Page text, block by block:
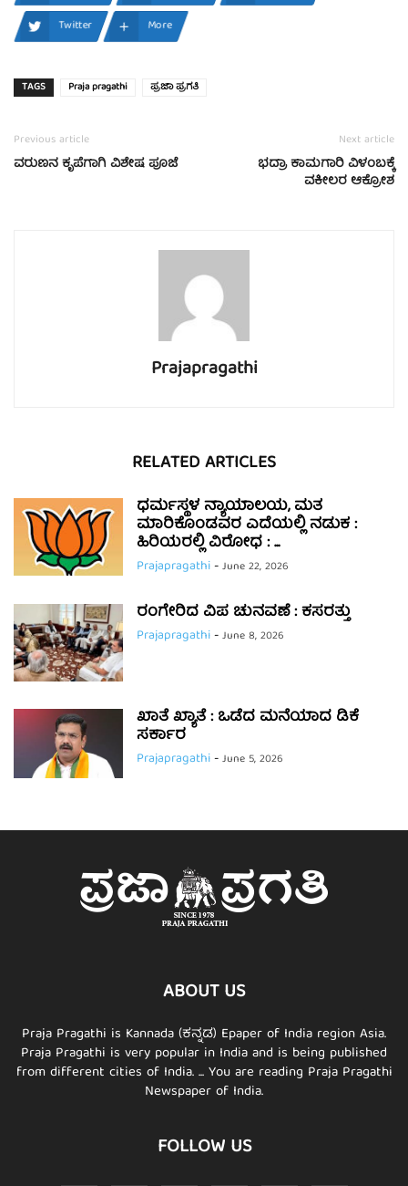
Twitter
More
TAGS Praja pragathi ಪ್ರಜಾ ಪ್ರಗತಿ
Previous article
ವರುಣನ ಕೃಪೆಗಾಗಿ ವಿಶೇಷ ಪೂಜೆ
Next article
ಭದ್ರಾ ಕಾಮಗಾರಿ ವಿಳಂಬಕ್ಕೆ
ವಕೀಲರ ಆಕ್ರೋಶ
Prajapragathi
RELATED ARTICLES
ಧರ್ಮಸ್ಥಳ ನ್ಯಾಯಾಲಯ, ಮತ
ಮಾರಿಕೊಂಡವರ ಎದೆಯಲ್ಲಿ ನಡುಕ :
ಹಿರಿಯರಲ್ಲಿ ವಿರೋಧ : ...
Prajapragathi-June 22, 2026
ರಂಗೇರಿದ ವಿಪ ಚುನವಣೆ : ಕಸರತ್ತು
Prajapragathi-June 8, 2026
ಖಾತೆ ಖ್ಯಾತೆ : ಒಡೆದ ಮನೆಯಾದ ಡಿಕೆ
ಸರ್ಕಾರ
Prajapragathi-June 5, 2026
ABOUT US
Praja Pragathi is Kannada (ಕನ್ನಡ) Epaper of India region Asia.
Praja Pragathi is very popular in India and is being published
from different cities of India. ... You are reading Praja Pragathi
Newspaper of India.
FOLLOW US